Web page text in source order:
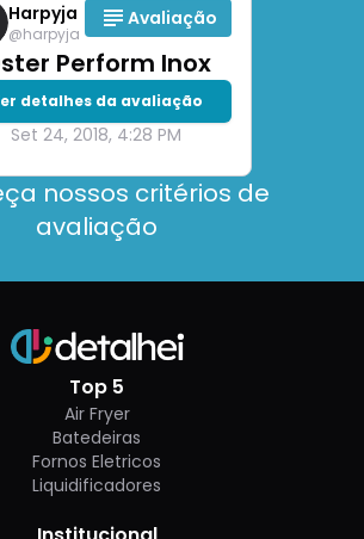
Harpyja
@harpyja
Avaliação
Perform Inox
detalhes da avaliação
Set 24, 2018, 4:28 PM
nossos critérios de
avaliação
Top 5
Air Fryer
Batedeiras
Fornos Eletricos
Liquidificadores